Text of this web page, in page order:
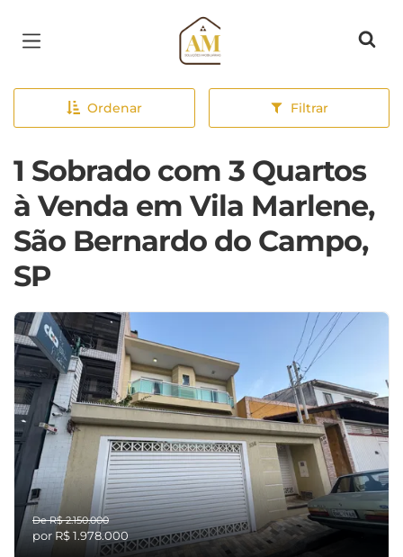
Página inicial
Ordenar Filtrar
1 Sobrado com 3 Quartos
à Venda em Vila Marlene,
São Bernardo do Campo,
SP
De R$ 2.150.000
por R$ 1.978.000